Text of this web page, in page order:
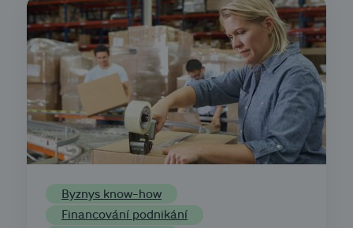
Byznys know-how
Financování podnikání